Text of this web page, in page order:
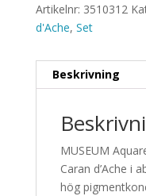
Artikelnr: 3510312
d'Ache, Set
Beskrivning
MUSEUM
Caran d’Ache i
hög